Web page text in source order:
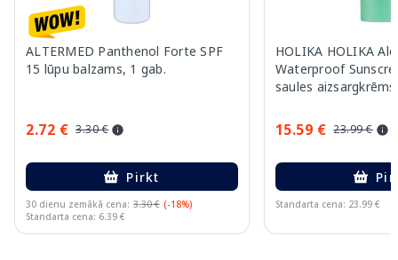
ALTERMED Panthenol Forte SPF
15 lūpu balzams, 1 gab.
2.72 € 3.30 €
Pirkt
30 dienu zemākā cena: 3.30 € (-18%)
Standarta cena: 6.39 €
HOLIKA HOLIKA
Waterproof
saules
15.59 € 23.99 €
Standarta cena: 23.99 €